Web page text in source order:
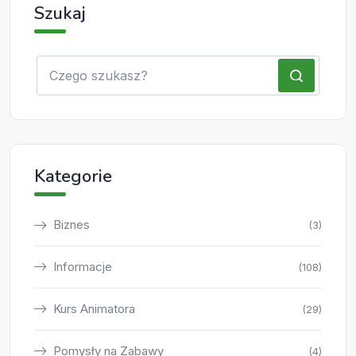
Szukaj
Kategorie
Biznes (3)
Informacje (108)
Kurs Animatora (29)
Pomysły na Zabawy (4)